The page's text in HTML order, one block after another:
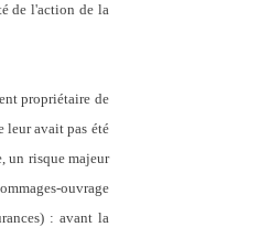
de l'action de la
propriétaire de
leur avait pas été
un risque majeur
ouvrage
: avant la